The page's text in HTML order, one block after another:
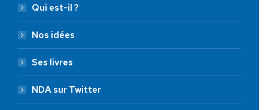
Qui est-il ?
Nos idées
Ses livres
NDA sur Twitter